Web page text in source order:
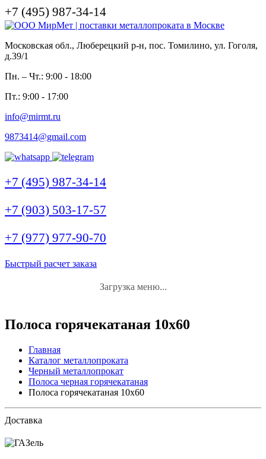
+7 (495) 987-34-14
Московская обл., Люберецкий р-н, пос. Томилино, ул. Гоголя,
д.39/1
Пн. – Чт.: 9:00 - 18:00
Пт.: 9:00 - 17:00
info@mirmt.ru
9873414@gmail.com
+7 (495) 987-34-14
+7 (903) 503-17-57
+7 (977) 977-90-70
Быстрый расчет заказа
Загрузка меню...
Полоса горячекатаная 10x60
Главная
Каталог металлопроката
Черный металлопрокат
Полоса черная горячекатаная
Полоса горячекатаная 10x60
Доставка